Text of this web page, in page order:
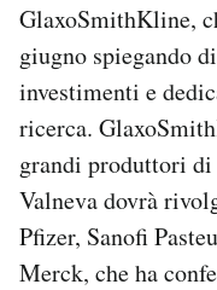
GlaxoSmithKline,
giugno spiegando
investimenti e
ricerca.
grandi produttori
Valneva dovrà
Pfizer, Sanofi
Merck, che ha